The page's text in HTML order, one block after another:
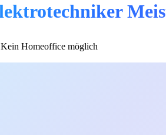
Kein Homeoffice möglich